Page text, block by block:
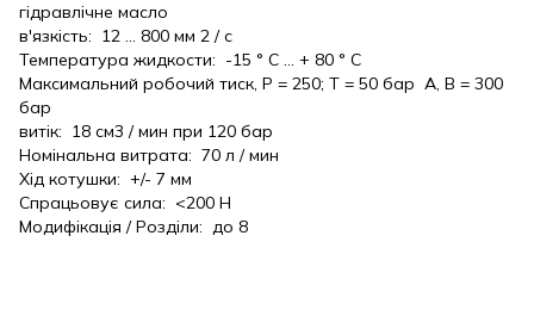
гідравлічне масло
в'язкість: 12 ... 800 мм 2 / с
Температура жидкости: -15 ° C ... + 80 ° C
Максимальний робочий тиск, P = 250; Т = 50 бар A, B = 300
бар
витік: 18 см3 / мин при 120 бар
Номінальна витрата: 70 л / мин
Хід котушки: +/- 7 мм
Спрацьовує сила: <200 Н
Модифікація / Розділи: до 8